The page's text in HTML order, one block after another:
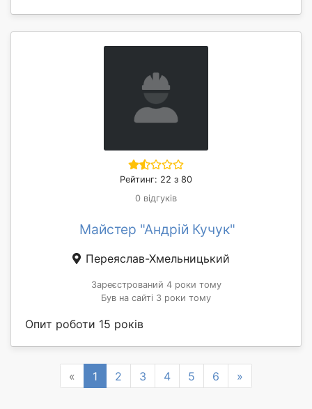
Рейтинг: 22 з 80
0 відгуків
Майстер "Андрій Кучук"
Переяслав-Хмельницький
Зареєстрований 4 роки тому
Був на сайті 3 роки тому
Опит роботи 15 років
« Previous
1 2 3 4 5 6 »